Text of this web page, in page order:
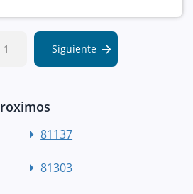
Siguiente
81137
81303